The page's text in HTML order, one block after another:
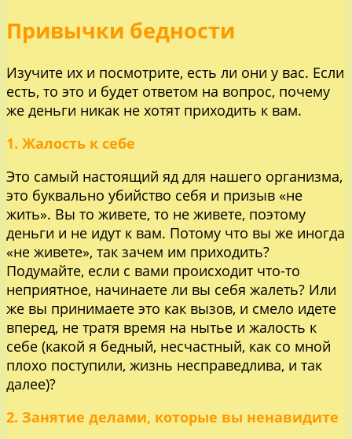
Привычки бедности
Изучите их и посмотрите, есть ли они у вас. Если
есть, то это и будет ответом на вопрос, почему
же деньги никак не хотят приходить к вам.
1. Жалость к себе
Это самый настоящий яд для нашего организма,
это буквально убийство себя и призыв «не
жить». Вы то живете, то не живете, поэтому
деньги и не идут к вам. Потому что вы же иногда
«не живете», так зачем им приходить?
Подумайте, если с вами происходит что-то
неприятное, начинаете ли вы себя жалеть? Или
же вы принимаете это как вызов, и смело идете
вперед, не тратя время на нытье и жалость к
себе (какой я бедный, несчастный, как со мной
плохо поступили, жизнь несправедлива, и так
далее)?
2. Занятие делами, которые вы ненавидите